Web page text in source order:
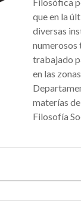
Filosófica
que en la
diversas
numerosos
trabajado
en las
materías
Filosofía